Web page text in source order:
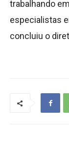
trabalhando
especialistas
concluiu o